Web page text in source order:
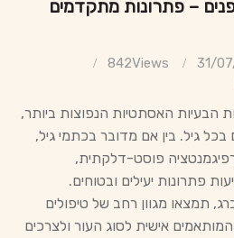
– פתרונות מתקדמים
31/
842Views
הבעיות האסתטיות הנפוצות ביותר,
בכל גיל. בין אם מדובר בכתמי גיל,
פוסט-דלקתית,
פתרונות יעילים ובטוחים.
תמצאו מגוון רחב של טיפולים
אישית לסוג העור ולצרכים